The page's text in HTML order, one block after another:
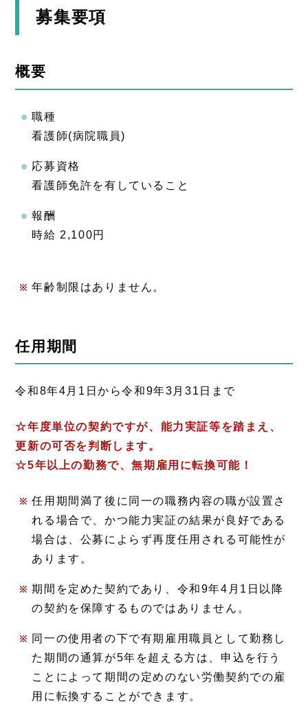
募集要項
概要
職種
看護師(病院職員)
応募資格
看護師免許を有していること
報酬
時給 2,100円
年齢制限はありません。
任用期間
令和8年4月1日から令和9年3月31日まで
☆年度単位の契約ですが、能力実証等を踏まえ、
更新の可否を判断します。
☆5年以上の勤務で、無期雇用に転換可能！
任用期間満了後に同一の職務内容の職が設置さ
れる場合で、かつ能力実証の結果が良好である
場合は、公募によらず再度任用される可能性が
あります。
期間を定めた契約であり、令和9年4月1日以降
の契約を保障するものではありません。
同一の使用者の下で有期雇用職員として勤務し
た期間の通算が5年を超える方は、申込を行う
ことによって期間の定めのない労働契約での雇
用に転換することができます。